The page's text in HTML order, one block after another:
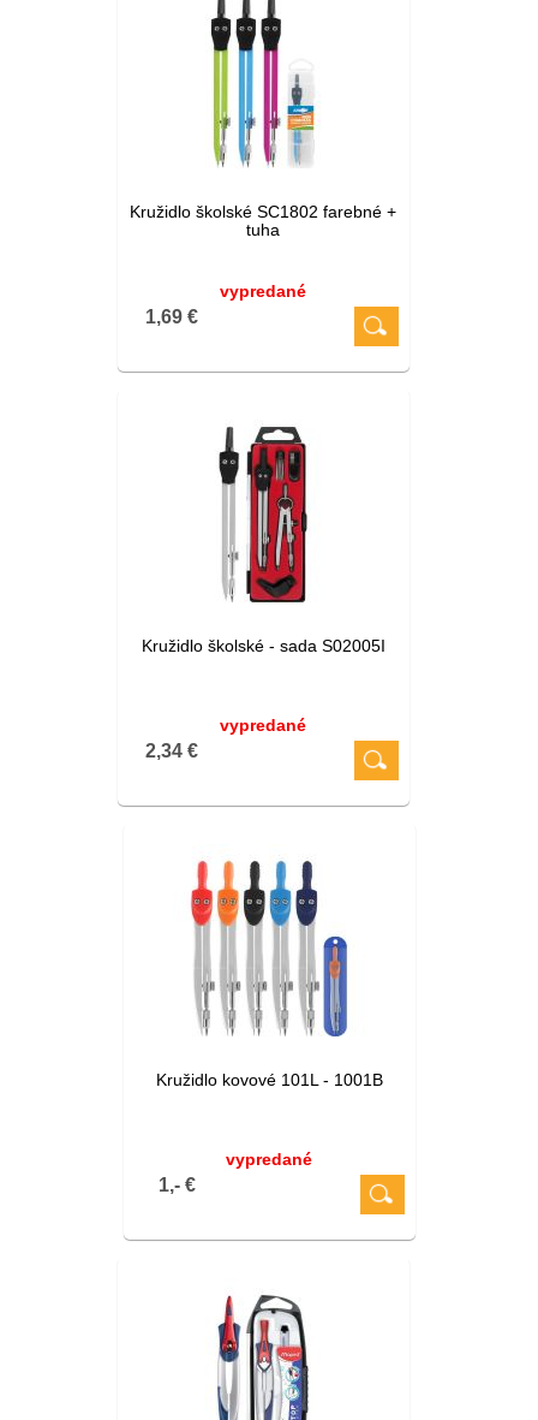
Kružidlo školské SC1802 farebné +
tuha
vypredané
1,69 €
Kružidlo školské - sada S02005I
vypredané
2,34 €
Kružidlo kovové 101L - 1001B
vypredané
1,- €